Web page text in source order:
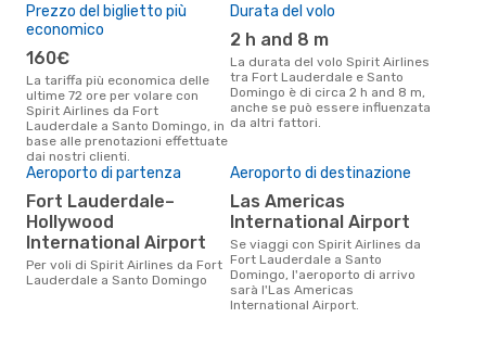
Prezzo del biglietto più
economico
160€
La tariffa più economica delle
ultime 72 ore per volare con
Spirit Airlines da Fort
Lauderdale a Santo Domingo, in
base alle prenotazioni effettuate
dai nostri clienti.
Durata del volo
2 h and 8 m
La durata del volo Spirit Airlines
tra Fort Lauderdale e Santo
Domingo è di circa 2 h and 8 m,
anche se può essere influenzata
da altri fattori.
Aeroporto di partenza
Fort Lauderdale–
Hollywood
International Airport
Per voli di Spirit Airlines da Fort
Lauderdale a Santo Domingo
Aeroporto di destinazione
Las Americas
International Airport
Se viaggi con Spirit Airlines da
Fort Lauderdale a Santo
Domingo, l'aeroporto di arrivo
sarà l'Las Americas
International Airport.